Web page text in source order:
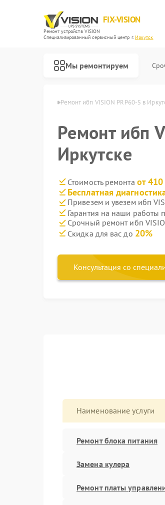
FIX-VISION
Ремонт устройств VISION
Специализированный cервисный центр г.Иркутск
Мы ремонтируем
Ремонт ибп VISION PRP60-5 в
Ремонт ибп
Иркутске
Стоимость ремонта от
Бесплатная
Привезем и увезем ибп
Гарантия на наши работы
Срочный ремонт ибп
Скидка для вас до 20%
Консультация со
Наименование услуги
Ремонт блока питания
Замена кулера
Ремонт платы